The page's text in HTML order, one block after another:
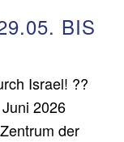
BIS
Israel! ??
2026
der